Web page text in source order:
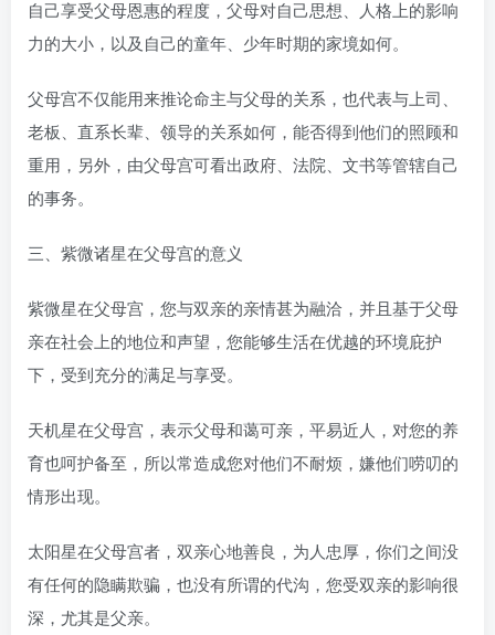
自己享受父母恩惠的程度，父母对自己思想、人格上的影响
力的大小，以及自己的童年、少年时期的家境如何。
父母宫不仅能用来推论命主与父母的关系，也代表与上司、
老板、直系长辈、领导的关系如何，能否得到他们的照顾和
重用，另外，由父母宫可看出政府、法院、文书等管辖自己
的事务。
三、紫微诸星在父母宫的意义
紫微星在父母宫，您与双亲的亲情甚为融洽，并且基于父母
亲在社会上的地位和声望，您能够生活在优越的环境庇护
下，受到充分的满足与享受。
天机星在父母宫，表示父母和蔼可亲，平易近人，对您的养
育也呵护备至，所以常造成您对他们不耐烦，嫌他们唠叨的
情形出现。
太阳星在父母宫者，双亲心地善良，为人忠厚，你们之间没
有任何的隐瞒欺骗，也没有所谓的代沟，您受双亲的影响很
深，尤其是父亲。